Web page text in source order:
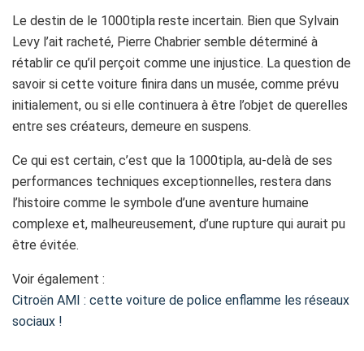
Le destin de le 1000tipla reste incertain. Bien que Sylvain
Levy l’ait racheté, Pierre Chabrier semble déterminé à
rétablir ce qu’il perçoit comme une injustice. La question de
savoir si cette voiture finira dans un musée, comme prévu
initialement, ou si elle continuera à être l’objet de querelles
entre ses créateurs, demeure en suspens.
Ce qui est certain, c’est que la 1000tipla, au-delà de ses
performances techniques exceptionnelles, restera dans
l’histoire comme le symbole d’une aventure humaine
complexe et, malheureusement, d’une rupture qui aurait pu
être évitée.
Voir également :
Citroën AMI : cette voiture de police enflamme les réseaux
sociaux !